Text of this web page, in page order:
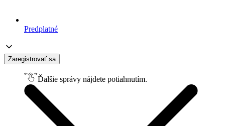
Predplatné
Zaregistrovať sa
Ďalšie správy nájdete potiahnutím.